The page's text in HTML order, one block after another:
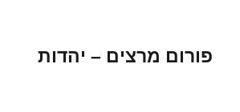
פורום מרצים – יהדות